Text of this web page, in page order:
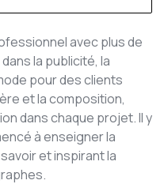
avec plus de
la publicité, la
pour des clients
et la composition,
dans chaque projet. Il y
à enseigner la
et inspirant la